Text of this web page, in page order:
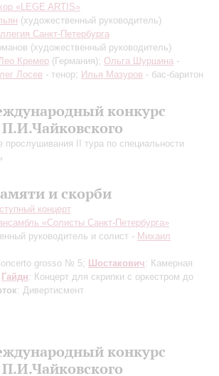
«LEGE ARTIS»
(художественный руководитель)
Санкт-Петербурга
(художественный руководитель)
Кремер (Германия); Ольга Шуршина -
Лосев - тенор; Илья Мазуров - бас-баритон
конкурс
прослушивания II тура по специальности
и скорби
концерт
«Солисты Санкт-Петербурга»
руководитель и солист - Михаил
grosso № 5; Шостакович: Камерная
Гайдн: Концерт для скрипки с оркестром до
: Дивертисмент
конкурс